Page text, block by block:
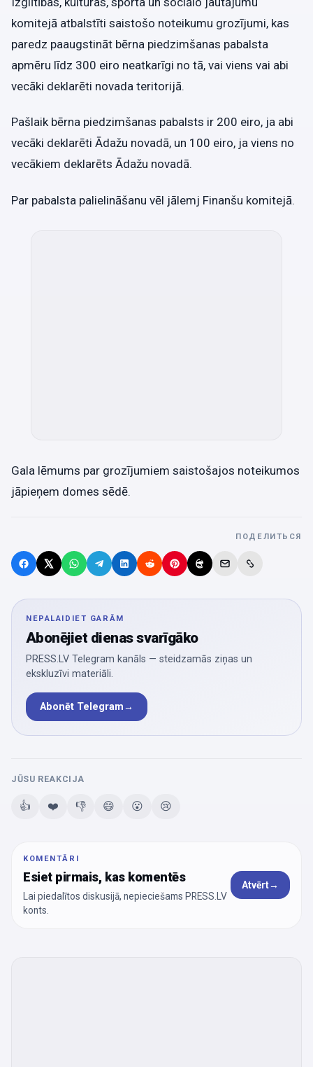
komitejā atbalstīti saistošo noteikumu grozījumi, kas
paredz paaugstināt bērna piedzimšanas pabalsta
apmēru līdz 300 eiro neatkarīgi no tā, vai viens vai abi
vecāki deklarēti novada teritorijā.
Pašlaik bērna piedzimšanas pabalsts ir 200 eiro, ja abi
vecāki deklarēti Ādažu novadā, un 100 eiro, ja viens no
vecākiem deklarēts Ādažu novadā.
Par pabalsta palielināšanu vēl jālemj Finanšu komitejā.
Gala lēmums par grozījumiem saistošajos noteikumos
jāpieņem domes sēdē.
ПОДЕЛИТЬСЯ
NEPALAIDIET GARĀM
Abonējiet dienas svarīgāko
PRESS.LV Telegram kanāls — steidzamās ziņas un
ekskluzīvi materiāli.
Abonēt Telegram→
JŪSU REAKCIJA
👍 ❤️ 👎 😄 😮 😢
KOMENTĀRI
Esiet pirmais, kas komentēs
Lai piedalītos diskusijā, nepieciešams PRESS.LV
konts.
Atvērt→